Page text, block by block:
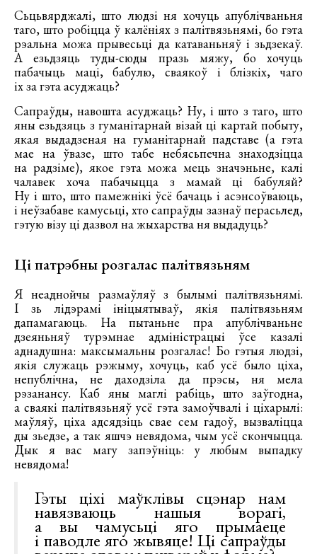
Сьцьвярджалі, што людзі ня хочуць апублічваньня
таго, што робіцца ў калёніях з палітвязьнямі, бо гэта
рэальна можа прывесьці да катаваньняў і зьдзекаў.
А езьдзяць туды-сюды празь мяжу, бо хочуць
пабачыць маці, бабулю, сваякоў і блізкіх, чаго
іх за гэта асуджаць?
Сапраўды, навошта асуджаць? Ну, і што з таго, што
яны езьдзяць з гуманітарнай візай ці картай побыту,
якая выдадзеная на гуманітарнай падставе (а гэта
мае на ўвазе, што табе небясьпечна знаходзіцца
на радзіме), якое гэта можа мець значэньне, калі
чалавек хоча пабачыцца з мамай ці бабуляй?
Ну і што, што памежнікі ўсё бачаць і асэнсоўваюць,
і неўзабаве камусьці, хто сапраўды зазнаў перасьлед,
гэтую візу ці дазвол на жыхарства ня выдадуць?
Ці патрэбны розгалас палітвязьням
Я неаднойчы размаўляў з былымі палітвязьнямі.
І зь лідэрамі ініцыятываў, якія палітвязьням
дапамагаюць. На пытаньне пра апублічваньне
дзеяньняў турэмнае адміністрацыі ўсе казалі
аднадушна: максымальны розгалас! Бо гэтыя людзі,
якія служаць рэжыму, хочуць, каб усё было ціха,
непублічна, не даходзіла да прэсы, ня мела
рэзанансу. Каб яны маглі рабіць, што заўгодна,
а сваякі палітвязьняў усё гэта замоўчвалі і ціхарылі:
маўляў, ціха адсядзіць свае сем гадоў, вызваліцца
ды зьедзе, а так яшчэ невядома, чым усё скончыцца.
Дык я вас магу запэўніць: у любым выпадку
невядома!
Гэты ціхі маўклівы сцэнар нам
навязваюць нашыя ворагі,
а вы чамусьці яго прымаеце
і паводле яго жывяце! Ці сапраўды